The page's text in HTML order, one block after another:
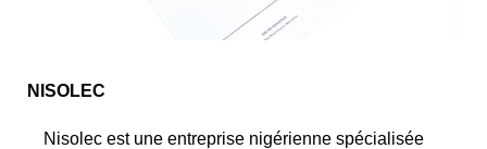
NISOLEC
Nisolec est une entreprise nigérienne spécialisée